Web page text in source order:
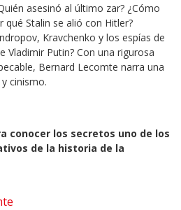
asesinó al último zar? ¿Cómo
qué Stalin se alió con Hitler?
Kravchenko y los espías de
Vladimir Putin? Con una rigurosa
Bernard Lecomte narra una
cinismo.
conocer los secretos uno de los
de la historia de la